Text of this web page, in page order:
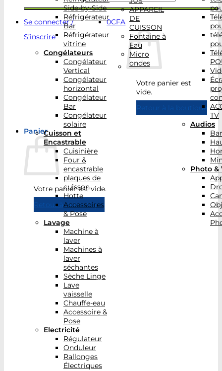
Se connecter /
S’inscrire
0CFA
Votre panier est
vide.
Retour à la boutique
Panier
Votre panier est vide.
Retour à la boutique
Side-by-Side
Réfrigérateur
Bar
Réfrigérateur
vitrine
Congélateurs
Congélateur
Vertical
Congélateur
horizontal
Congélateur
Bar
Congélateur
solaire
Cuisson et
Encastrable
Cuisinière
Four &
encastrable
plaques de
cuisson
Hotte
Accessoires
& Pose
Lavage
Machine à
laver
Machines à
laver
séchantes
Sèche Linge
Lave
vaisselle
Chauffe-eau
Accessoire &
Pose
Electricité
Régulateur
Onduleur
Rallonges
Électriques
APPAREIL
DE
CUISSON
Fontaine à
Eau
Micro
ondes
TV
Audios
Photo &